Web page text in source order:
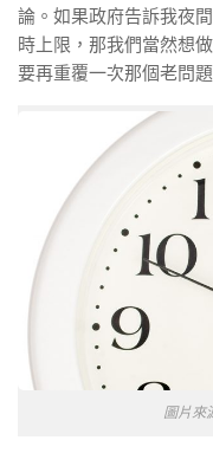
論。如果政府告訴我夜
時上限，那我們當然想
要再重覆一次那個老問題
圖片來